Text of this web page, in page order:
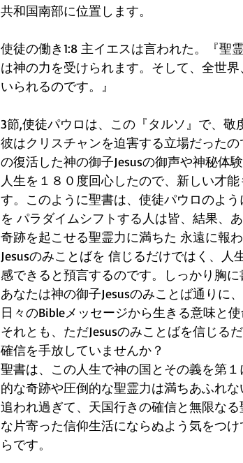
共和国南部に位置します。
使徒の働き1:8 主イエスは言われた。『聖
は神の力を受けられます。そして、全世
いられるのです。』
3節,使徒パウロは、この『タルソ』で、
彼はクリスチャンを迫害する立場だった
の復活した神の御子Jesusの御声や神秘体
人生を１８０度回心したので、新しい才
す。このように聖書は、使徒パウロのよ
を パラダイムシフトする人は皆、結果、
奇跡を起こせる聖霊力に満ちた 永遠に報
Jesusのみことばを 信じるだけではく、
感できると預言するのです。しっかり胸に
あなたは神の御子Jesusのみことば通りに
日々のBibleメッセージから生きる意味と
それとも、ただJesusのみことばを信じる
確信を手放していませんか？
聖書は、この人生で神の国とその義を第
的な奇跡や圧倒的な聖霊力は満ちあふれ
追われ過ぎて、天国行きの確信と無限な
な片寄った信仰生活にならぬよう気をつ
らです。